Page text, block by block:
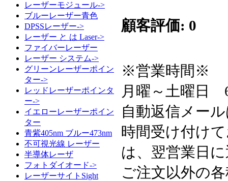
レーザーモジュール->
ブルーレーザー青色
DPSSレーザー->
レーザー と は Laser->
ファイバーレーザー
レーザー システム->
グリーンレーザーポイン
ター->
レッドレーザーポインタ
ー->
イエローレーザーポイン
ター
青紫405nm ブルー473nm
不可視光線 レーザー
半導体レーザ
フォトダイオード->
レーザーサイトSight
顧客評価: 0
※営業時間※
月曜～土曜日
自動返信メー
時間受け付け
は、翌営業日
ご注文以外の